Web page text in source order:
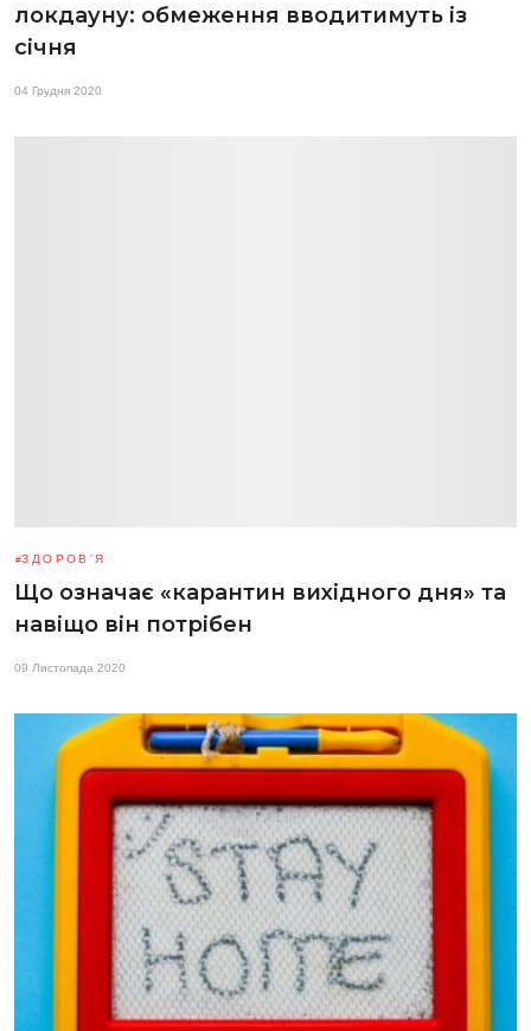
локдауну: обмеження вводитимуть із
січня
04 Грудня 2020
ЗДОРОВ'Я
Що означає «карантин вихідного дня» та
навіщо він потрібен
09 Листопада 2020